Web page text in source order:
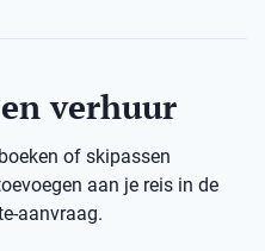
verhuur
of skipassen
aan je reis in de
aanvraag.